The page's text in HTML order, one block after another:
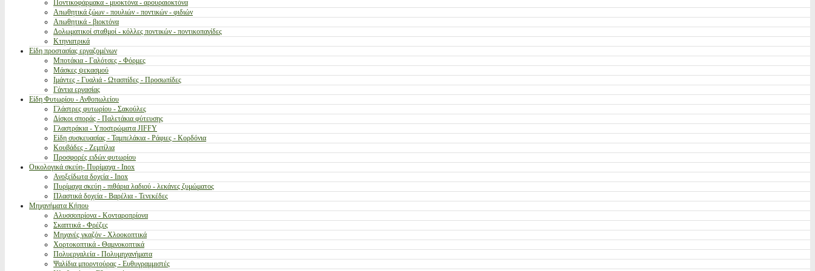
Ποντικοφάρμακα - μυοκτόνα - αρουραιοκτόνα
Απωθητικά ζώων - πουλιών - ποντικών - φιδιών
Απωθητικά - βιοκτόνα
Δολωματικοί σταθμοί - κόλλες ποντικών - ποντικοπαγίδες
Κτηνιατρικά
Είδη προστασίας εργαζομένων
Μποτάκια - Γαλότσες - Φόρμες
Μάσκες ψεκασμού
Ιμάντες - Γυαλιά - Ωτασπίδες - Προσωπίδες
Γάντια εργασίας
Είδη Φυτωρίου - Ανθοπωλείου
Γλάστρες φυτωρίου - Σακούλες
Δίσκοι σποράς - Παλετάκια φύτευσης
Γλαστράκια - Υποστρώματα JIFFY
Είδη συσκευασίας - Ταμπελάκια - Ράφιες - Κορδόνια
Κουβάδες - Ζεμπίλια
Προσφορές ειδών φυτωρίου
Οικολογικά σκεύη- Πυρίμαχα - Inox
Ανοξείδωτα δοχεία - Inox
Πυρίμαχα σκεύη - πιθάρια λαδιού - λεκάνες ζυμώματος
Πλαστικά δοχεία - Βαρέλια - Τενεκέδες
Μηχανήματα Κήπου
Αλυσσοπρίονα - Κονταροπρίονα
Σκαπτικά - Φρέζες
Μηχανές γκαζόν - Χλοοκοπτικά
Χορτοκοπτικά - Θαμνοκοπτικά
Πολυεργαλεία - Πολυμηχανήματα
Ψαλίδια μπορντούρας - Ευθυγραμμιστές